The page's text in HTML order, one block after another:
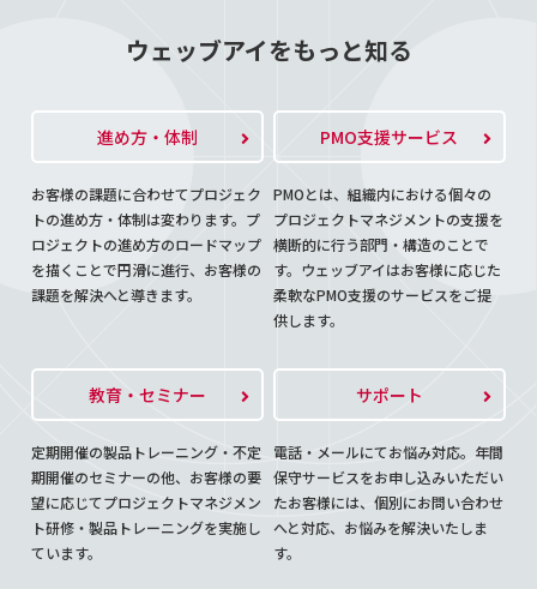
ウェッブアイをもっと知る
進め方・体制
お客様の課題に合わせてプロジェク
トの進め方・体制は変わります。プ
ロジェクトの進め方のロードマップ
を描くことで円滑に進行、お客様の
課題を解決へと導きます。
PMO支援サービス
PMOとは、組織内における個々の
プロジェクトマネジメントの支援を
横断的に行う部門・構造のことで
す。ウェッブアイはお客様に応じた
柔軟なPMO支援のサービスをご提
供します。
教育・セミナー
定期開催の製品トレーニング・不定
期開催のセミナーの他、お客様の要
望に応じてプロジェクトマネジメン
ト研修・製品トレーニングを実施し
ています。
サポート
電話・メールにてお悩み対応。年間
保守サービスをお申し込みいただい
たお客様には、個別にお問い合わせ
へと対応、お悩みを解決いたしま
す。